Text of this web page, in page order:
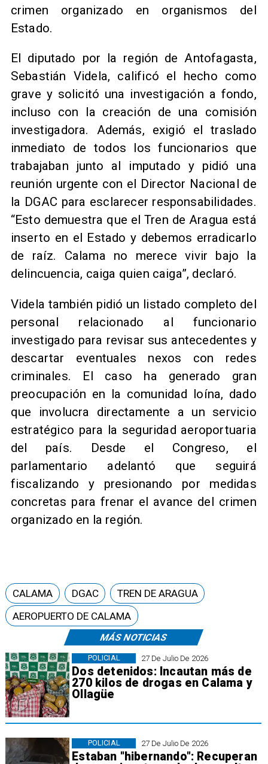
crimen organizado en organismos del
Estado.
El diputado por la región de Antofagasta,
Sebastián Videla, calificó el hecho como
grave y solicitó una investigación a fondo,
incluso con la creación de una comisión
investigadora. Además, exigió el traslado
inmediato de todos los funcionarios que
trabajaban junto al imputado y pidió una
reunión urgente con el Director Nacional de
la DGAC para esclarecer responsabilidades.
“Esto demuestra que el Tren de Aragua está
inserto en el Estado y debemos erradicarlo
de raíz. Calama no merece vivir bajo la
delincuencia, caiga quien caiga”, declaró.
Videla también pidió un listado completo del
personal relacionado al funcionario
investigado para revisar sus antecedentes y
descartar eventuales nexos con redes
criminales. El caso ha generado gran
preocupación en la comunidad loína, dado
que involucra directamente a un servicio
estratégico para la seguridad aeroportuaria
del país. Desde el Congreso, el
parlamentario adelantó que seguirá
fiscalizando y presionando por medidas
concretas para frenar el avance del crimen
organizado en la región.
MÁS NOTICIAS
27 De Julio De 2026
Dos detenidos: Incautan más de
270 kilos de drogas en Calama y
Ollagüe
POLICIAL
27 De Julio De 2026
Estaban "hibernando": Recuperan
POLICIAL
CALAMA DGAC
TREN DE ARAGUA
AEROPUERTO DE CALAMA